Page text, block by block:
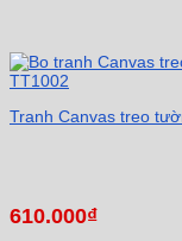
Tranh Canvas treo
610.000₫